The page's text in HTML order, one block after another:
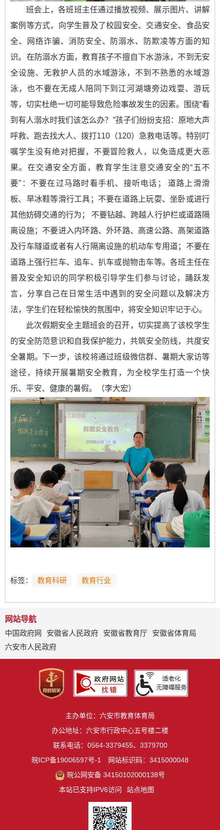
班会上，各班班主任通过播放视频、展示图片、讲解
案例等方式，向学生普及了校园安全、交通安全、食品安
全、网络诈骗、消防安全、防溺水、防欺凌等方面的知
识。在防溺水方面，教育孩子不擅自下水游泳，不到无安
全设施、无救护人员的水域游泳，不到不熟悉的水域游
泳，也不要在无成人陪同下到江河湖塘旁边戏耍、游玩
等，切实杜绝一切可能导致危险事故发生的因素。围绕“看
到有人溺水时我们该怎么办？”孩子们纷纷支招：原地大声
呼救、跑去找大人、拨打110（120）急救电话等。特别叮
嘱学生没有绝对把握，不要冒险救人，以免造成更大恶
果。在交通安全方面，教育学生注意交通安全的“五不
要”：不要在过马路时看手机、接听电话； 道路上滑滑
板、旱冰鞋等滑行工具；不要在道路上玩耍、坐卧或进行
其他妨碍交通的行为； 不要钻越、跨越人行护栏或道路隔
离设施；不要进入内环路、外环路、高速公路、高架道路
及行车隧道或者有人行隔离设施的机动车专用道；不要在
道路上强行拦车、追车、扒车或抛物击车等。各班主任在
普及安全知识的同学积极引导学生们参与讨论，踊跃发
言，分享自己在日常生活中遇到的安全问题以及解决方
法，学生们在轻松愉快的氛围中，将安全知识牢记于心。
此次假期安全主题班会的召开，切实提高了该校学生
的安全防范意识和自我保护能力，共筑安全防线，共度安
全暑期。下一步，该校将通过班级微信群、暑期大家访等
途径，持续开展暑期安全教育，为全校学生打造一个快
乐、平安、健康的暑假。（李大宏）
标签： 教育科研 教育行业
网站导航
中国政府网
安徽省人民政府 安徽省教育厅
安徽省体育局
六安市人民政府
主办单位：六安市教育体育局
办公地址：六安市行政中心五号楼二楼
联系电话：0564-3379455、3379700
皖ICP备19006597号-1
网站标识码：3415000048
皖公网安备 34150102000138号
本站已支持IPV6访问
站点地图